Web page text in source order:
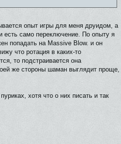
опыт игры для меня друидом, а
само переключение. По опыту я
попадать на Massive Blow. и он
что ротация в каких-то
то подстраивается она
же стороны шаман выглядит проще,
хотя что о них писать и так